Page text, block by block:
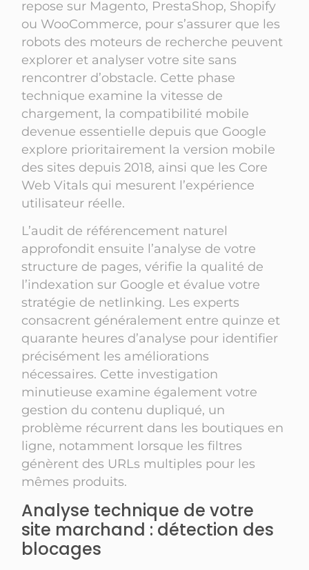
repose sur Magento, PrestaShop, Shopify
ou WooCommerce, pour s’assurer que les
robots des moteurs de recherche peuvent
explorer et analyser votre site sans
rencontrer d’obstacle. Cette phase
technique examine la vitesse de
chargement, la compatibilité mobile
devenue essentielle depuis que Google
explore prioritairement la version mobile
des sites depuis 2018, ainsi que les Core
Web Vitals qui mesurent l’expérience
utilisateur réelle.
L’audit de référencement naturel
approfondit ensuite l’analyse de votre
structure de pages, vérifie la qualité de
l’indexation sur Google et évalue votre
stratégie de netlinking. Les experts
consacrent généralement entre quinze et
quarante heures d’analyse pour identifier
précisément les améliorations
nécessaires. Cette investigation
minutieuse examine également votre
gestion du contenu dupliqué, un
problème récurrent dans les boutiques en
ligne, notamment lorsque les filtres
génèrent des URLs multiples pour les
mêmes produits.
Analyse technique de votre
site marchand : détection des
blocages